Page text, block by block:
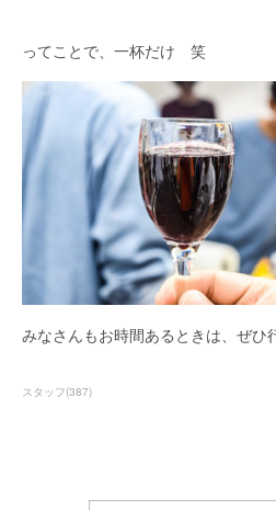
ってことで、一杯だけ 笑
みなさんもお時間あるときは、ぜひ
スタッフ(387)